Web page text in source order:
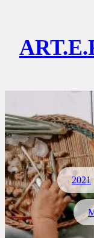
konten
2021